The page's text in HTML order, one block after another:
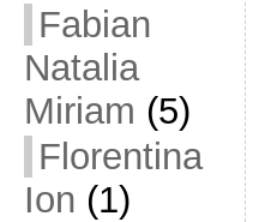
Fabian
Natalia
Miriam (5)
Florentina
Ion (1)